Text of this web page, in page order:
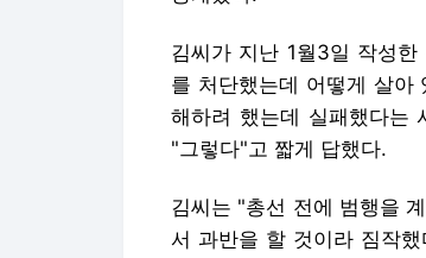
김씨가 지난 1월3일 작성
를 처단했는데 어떻게 살아
해하려 했는데 실패했다는
"그렇다"고 짧게 답했다.
김씨는 "총선 전에 범행을
서 과반을 할 것이라 짐작